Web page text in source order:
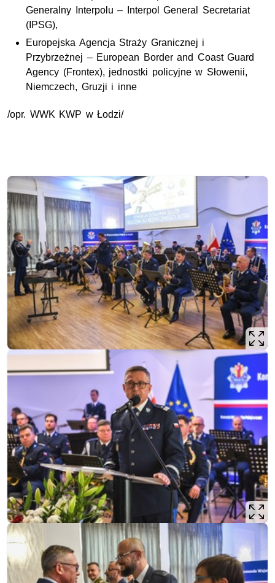
Generalny Interpolu – Interpol General Secretariat
(IPSG),
Europejska Agencja Straży Granicznej i
Przybrzeżnej – European Border and Coast Guard
Agency (Frontex), jednostki policyjne w Słowenii,
Niemczech, Gruzji i inne
/opr. WWK KWP w Łodzi/